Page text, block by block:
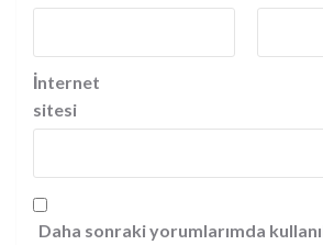
İnternet
sitesi
Daha sonraki yorumlarımda